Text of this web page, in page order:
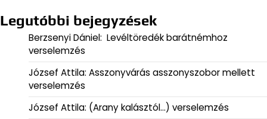
Legutóbbi bejegyzések
Berzsenyi Dániel: Levéltöredék barátnémhoz
verselemzés
József Attila: Asszonyvárás asszonyszobor mellett
verselemzés
József Attila: (Arany kalásztól…) verselemzés